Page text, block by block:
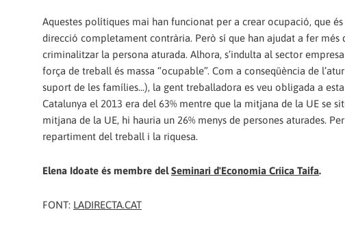
Aquestes polítiques mai han funcionat per a crear ocupació, que
direcció completament contrària. Però sí que han ajudat a fer
criminalitzar la persona aturada. Alhora, s’indulta al sector
força de treball és massa “ocupable”. Com a conseqüència de
suport de les famílies...), la gent treballadora es veu obligada a
Catalunya el 2013 era del 63% mentre que la mitjana de la UE se
mitjana de la UE, hi hauria un 26% menys de persones aturades.
repartiment del treball i la riquesa.
Elena Idoate és membre delSeminari d'Economia Críica Taifa.
FONT: LADIRECTA.CAT